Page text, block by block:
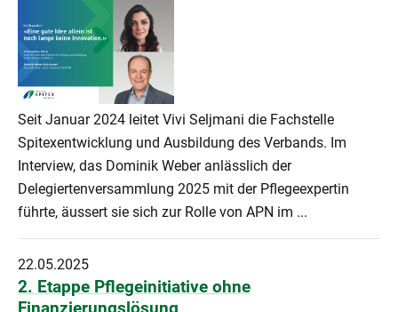
Seit Januar 2024 leitet Vivi Seljmani die Fachstelle
Spitexentwicklung und Ausbildung des Verbands. Im
Interview, das Dominik Weber anlässlich der
Delegiertenversammlung 2025 mit der Pflegeexpertin
führte, äussert sie sich zur Rolle von APN im ...
22.05.2025
2. Etappe Pflegeinitiative ohne